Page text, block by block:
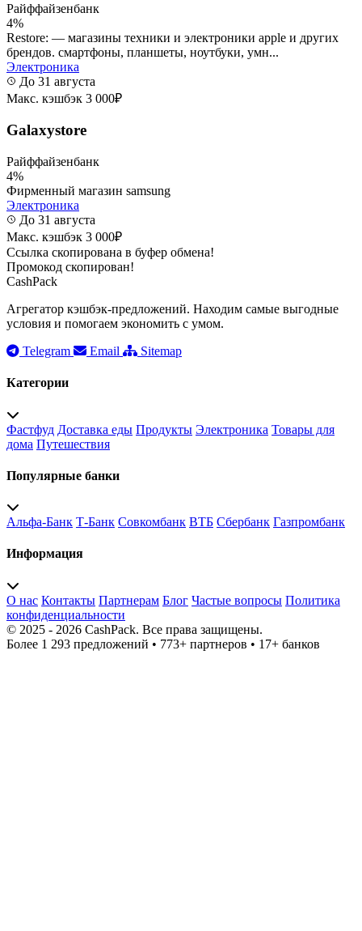
Райффайзенбанк
4%
Restore: — магазины техники и электроники apple и других
брендов. смартфоны, планшеты, ноутбуки, умн...
Электроника
До 31 августа
Макс. кэшбэк 3 000₽
Galaxystore
Райффайзенбанк
4%
Фирменный магазин samsung
Электроника
До 31 августа
Макс. кэшбэк 3 000₽
Ссылка скопирована в буфер обмена!
Промокод скопирован!
CashPack
Агрегатор кэшбэк-предложений. Находим самые выгодные
условия и помогаем экономить с умом.
Telegram
Email Sitemap
Категории
Фастфуд Доставка еды Продукты Электроника Товары для
дома Путешествия
Популярные банки
Альфа-Банк Т-Банк Совкомбанк ВТБ Сбербанк Газпромбанк
Информация
О нас Контакты Партнерам Блог Частые вопросы Политика
конфиденциальности
© 2025 - 2026 CashPack. Все права защищены.
Более 1 293 предложений • 773+ партнеров • 17+ банков